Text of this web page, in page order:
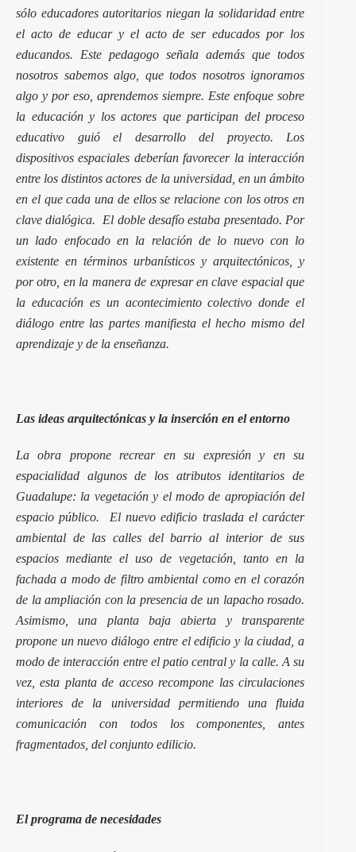
sólo educadores autoritarios niegan la solidaridad entre
el acto de educar y el acto de ser educados por los
educandos. Este pedagogo señala además que todos
nosotros sabemos algo, que todos nosotros ignoramos
algo y por eso, aprendemos siempre. Este enfoque sobre
la educación y los actores que participan del proceso
educativo guió el desarrollo del proyecto. Los
dispositivos espaciales deberían favorecer la interacción
entre los distintos actores de la universidad, en un ámbito
en el que cada una de ellos se relacione con los otros en
clave dialógica. El doble desafío estaba presentado. Por
un lado enfocado en la relación de lo nuevo con lo
existente en términos urbanísticos y arquitectónicos, y
por otro, en la manera de expresar en clave espacial que
la educación es un acontecimiento colectivo donde el
diálogo entre las partes manifiesta el hecho mismo del
aprendizaje y de la enseñanza.
Las ideas arquitectónicas y la inserción en el entorno
La obra propone recrear en su expresión y en su
espacialidad algunos de los atributos identitarios de
Guadalupe: la vegetación y el modo de apropiación del
espacio público. El nuevo edificio traslada el carácter
ambiental de las calles del barrio al interior de sus
espacios mediante el uso de vegetación, tanto en la
fachada a modo de filtro ambiental como en el corazón
de la ampliación con la presencia de un lapacho rosado.
Asimismo, una planta baja abierta y transparente
propone un nuevo diálogo entre el edificio y la ciudad, a
modo de interacción entre el patio central y la calle. A su
vez, esta planta de acceso recompone las circulaciones
interiores de la universidad permitiendo una fluida
comunicación con todos los componentes, antes
fragmentados, del conjunto edilicio.
El programa de necesidades